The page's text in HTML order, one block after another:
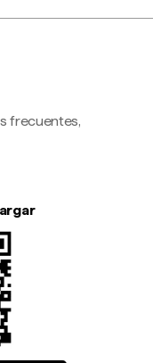
frecuentes,